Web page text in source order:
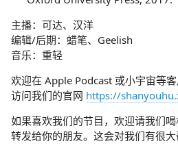
主播：可达、汉洋
编辑/后期：蜡笔、Geelish
音乐：重轻
欢迎在 Apple Podcast 或小宇宙等
访问我们的官网 https://
如果喜欢我们的节目，欢迎请我们
转发给你的朋友。这会对我们有很大